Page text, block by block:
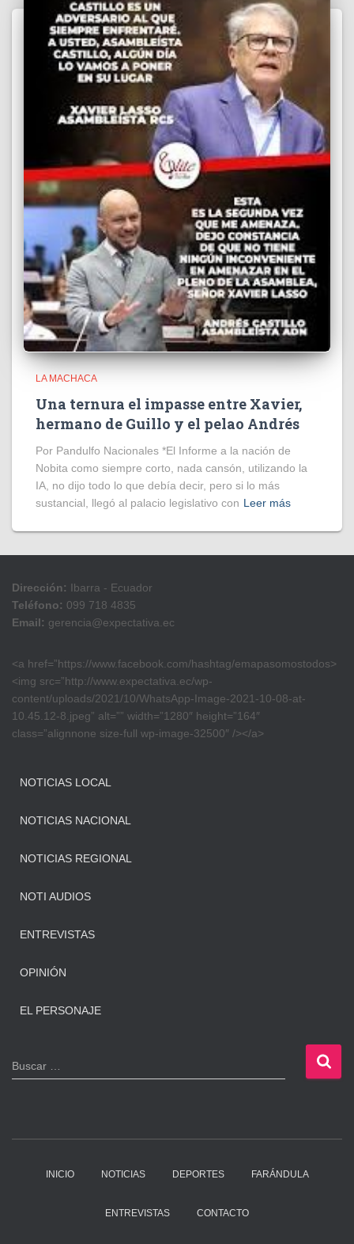
LA MACHACA
Una ternura el impasse entre Xavier,
hermano de Guillo y el pelao Andrés
Por Pandulfo Nacionales *El Informe a la nación de
Nobita como siempre corto, nada cansón, utilizando la
IA, no dijo todo lo que debía decir, pero si lo más
sustancial, llegó al palacio legislativo con Leer más
Dirección: Ibarra - Ecuador
Teléfono: 099 718 4835
Email: gerencia@expectativa.ec
<a href=”https://www.facebook.com/hashtag/emapasomostodos>
<img src=”http://www.expectativa.ec/wp-
content/uploads/2021/10/WhatsApp-Image-2021-10-08-at-
10.45.12-8.jpeg” alt=”” width=”1280″ height=”164″
class=”alignnone size-full wp-image-32500″ /></a>
NOTICIAS LOCAL
NOTICIAS NACIONAL
NOTICIAS REGIONAL
NOTI AUDIOS
ENTREVISTAS
OPINIÓN
EL PERSONAJE
B
u
Buscar …
INICIO NOTICIAS DEPORTES FARÁNDULA
ENTREVISTAS CONTACTO